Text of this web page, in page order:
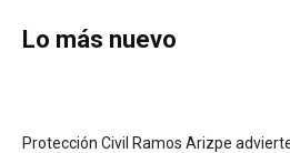
Lo más nuevo
Protección Civil Ramos Arizpe